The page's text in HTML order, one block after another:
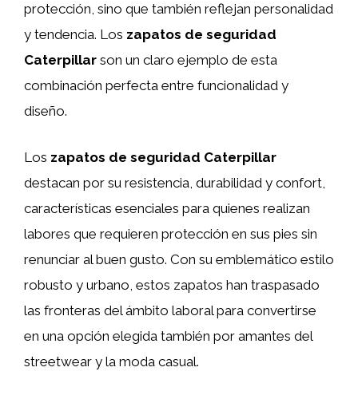
protección, sino que también reflejan personalidad
y tendencia. Los zapatos de seguridad
Caterpillar son un claro ejemplo de esta
combinación perfecta entre funcionalidad y
diseño.
Los zapatos de seguridad Caterpillar
destacan por su resistencia, durabilidad y confort,
características esenciales para quienes realizan
labores que requieren protección en sus pies sin
renunciar al buen gusto. Con su emblemático estilo
robusto y urbano, estos zapatos han traspasado
las fronteras del ámbito laboral para convertirse
en una opción elegida también por amantes del
streetwear y la moda casual.